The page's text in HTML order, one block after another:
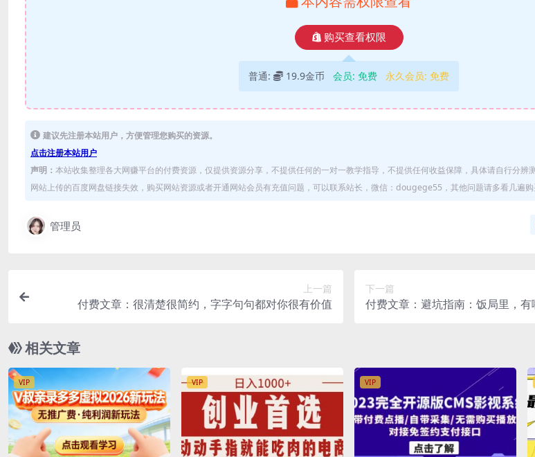
购买查看权限
普通: 19.9金币 会员: 免费 永久会员: 免费
建议先注册本站用户，方便管理您购买的资源。
点击注册本站用户
声明： 本站收集整理各大网赚平台的付费资源，仅提供资源分享，不提供任何的一对一教学指导，不提供任何收益保障，具体请自行分辨测
网站上传的百度网盘链接失效，购买网站资源或者开通网站会员有充值问题，可以联系站长，微信：dougege55，其他问题请多看几遍购
管理员
上一篇
付费文章：很清楚很简约，字字句句都对你很有价值
下一篇
付费文章：避坑指南：饭局里，有
相关文章
VIP VIP VIP